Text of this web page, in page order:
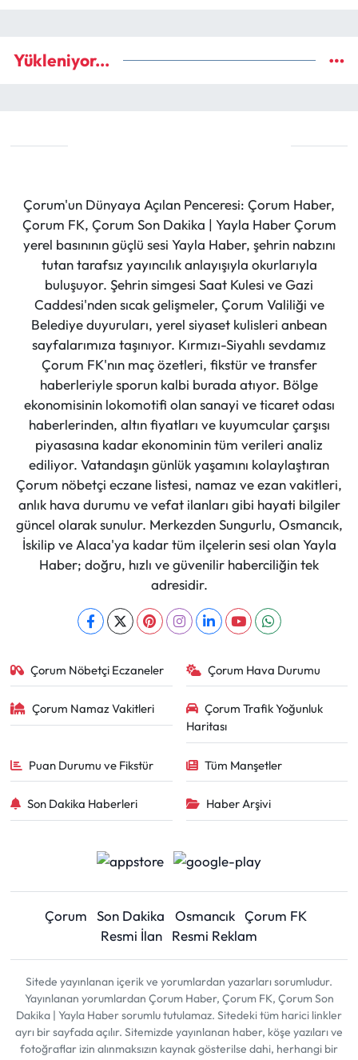
Yükleniyor...
Çorum'un Dünyaya Açılan Penceresi: Çorum Haber,
Çorum FK, Çorum Son Dakika | Yayla Haber Çorum
yerel basınının güçlü sesi Yayla Haber, şehrin nabzını
tutan tarafsız yayıncılık anlayışıyla okurlarıyla
buluşuyor. Şehrin simgesi Saat Kulesi ve Gazi
Caddesi'nden sıcak gelişmeler, Çorum Valiliği ve
Belediye duyuruları, yerel siyaset kulisleri anbean
sayfalarımıza taşınıyor. Kırmızı-Siyahlı sevdamız
Çorum FK'nın maç özetleri, fikstür ve transfer
haberleriyle sporun kalbi burada atıyor. Bölge
ekonomisinin lokomotifi olan sanayi ve ticaret odası
haberlerinden, altın fiyatları ve kuyumcular çarşısı
piyasasına kadar ekonominin tüm verileri analiz
ediliyor. Vatandaşın günlük yaşamını kolaylaştıran
Çorum nöbetçi eczane listesi, namaz ve ezan vakitleri,
anlık hava durumu ve vefat ilanları gibi hayati bilgiler
güncel olarak sunulur. Merkezden Sungurlu, Osmancık,
İskilip ve Alaca'ya kadar tüm ilçelerin sesi olan Yayla
Haber; doğru, hızlı ve güvenilir haberciliğin tek
adresidir.
Çorum Nöbetçi Eczaneler Çorum Hava Durumu
Çorum Namaz Vakitleri
Çorum Trafik Yoğunluk
Haritası
Puan Durumu ve Fikstür Tüm Manşetler
Son Dakika Haberleri Haber Arşivi
Çorum Son Dakika Osmancık Çorum FK
Resmi İlan
Resmi Reklam
Sitede yayınlanan içerik ve yorumlardan yazarları sorumludur.
Yayınlanan yorumlardan Çorum Haber, Çorum FK, Çorum Son
Dakika | Yayla Haber sorumlu tutulamaz. Sitedeki tüm harici linkler
ayrı bir sayfada açılır. Sitemizde yayınlanan haber, köşe yazıları ve
fotoğraflar izin alınmaksızın kaynak gösterilse dahi, herhangi bir